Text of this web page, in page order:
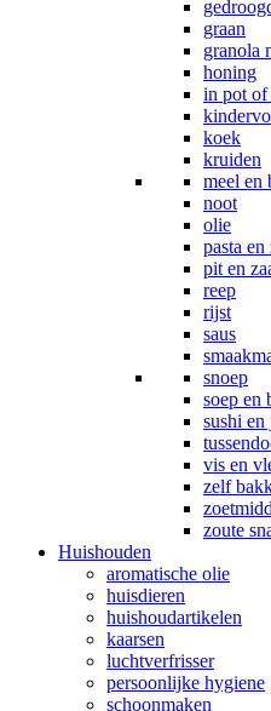
graan
granola
honing
in pot
koek
kruiden
meel en
noot
olie
pasta en
pit en
reep
rijst
saus
snoep
soep en
sushi en
vis en
zelf
zoute
Huishouden
aromatische olie
huisdieren
huishoudartikelen
kaarsen
luchtverfrisser
persoonlijke hygiene
schoonmaken